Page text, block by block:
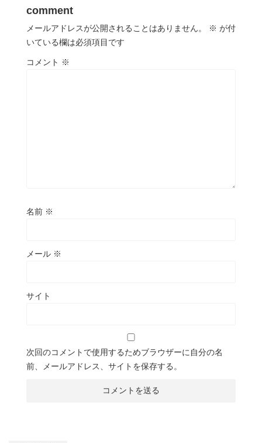
comment
メールアドレスが公開されることはありません。 ※ が付
いている欄は必須項目です
コメント ※
名前 ※
メール ※
サイト
次回のコメントで使用するためブラウザーに自分の名
前、メールアドレス、サイトを保存する。